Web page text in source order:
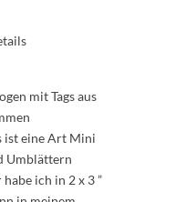
mit Tags aus
ist eine Art Mini
Umblättern
ich in 2 x 3 ”